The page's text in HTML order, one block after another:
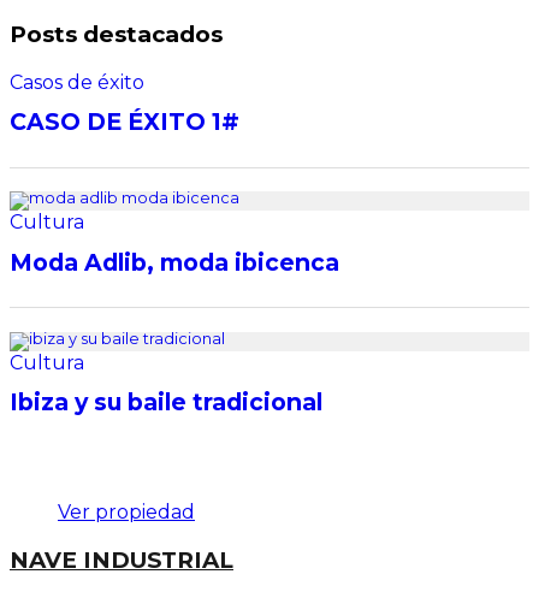
Posts destacados
Casos de éxito
CASO DE ÉXITO 1#
Cultura
Moda Adlib, moda ibicenca
Cultura
Ibiza y su baile tradicional
Ver propiedad
NAVE INDUSTRIAL